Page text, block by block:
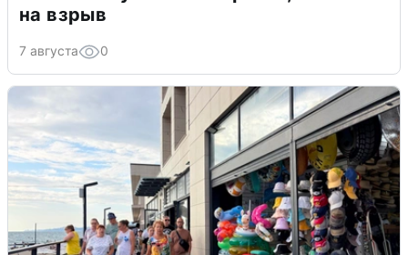
на взрыв
7 августа 0